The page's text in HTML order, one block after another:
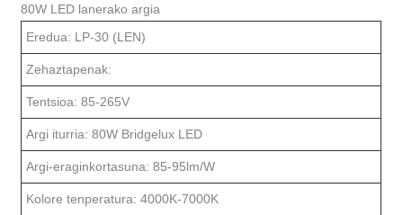
80W LED lanerako argia
Eredua: LP-30 (LEN)
Zehaztapenak:
Tentsioa: 85-265V
Argi iturria: 80W Bridgelux LED
Argi-eraginkortasuna: 85-95lm/W
Kolore tenperatura: 4000K-7000K